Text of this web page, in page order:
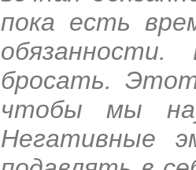
пока есть
бросать.
чтобы мы
Негативные